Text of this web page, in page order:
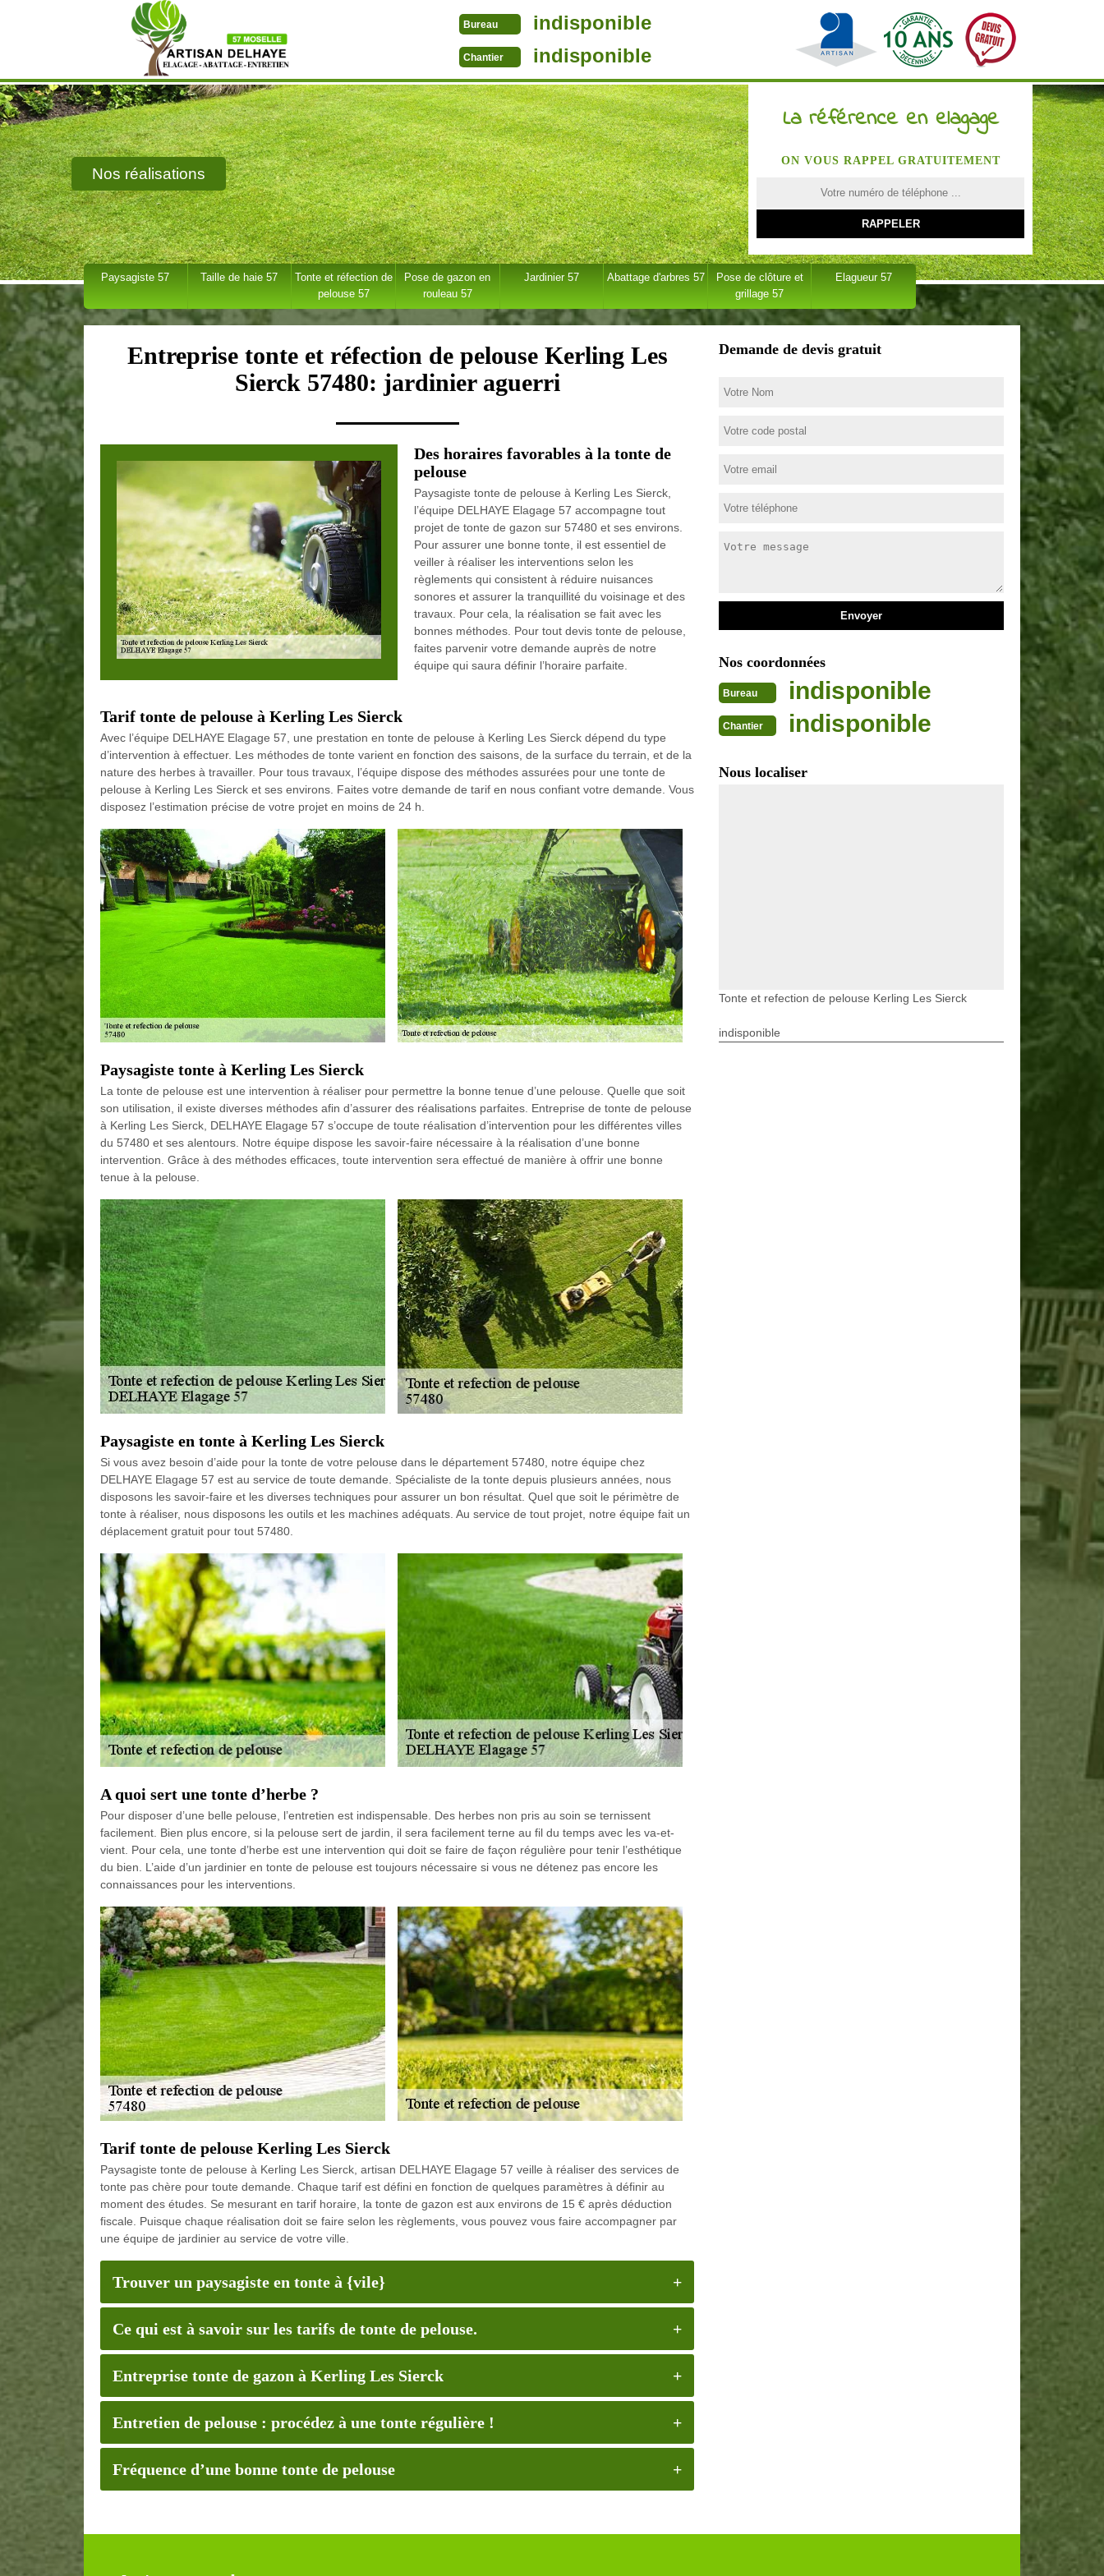
Bureau indisponible
Chantier indisponible
Nos réalisations
La référence en elagage
ON VOUS RAPPEL GRATUITEMENT
Paysagiste 57 Taille de haie 57
Tonte et réfection de
pelouse 57
Pose de gazon en
rouleau 57
Jardinier 57 Abattage d'arbres 57
Pose de clôture et
grillage 57
Elagueur 57
Entreprise tonte et réfection de pelouse Kerling Les
Sierck 57480: jardinier aguerri
Des horaires favorables à la tonte de
pelouse
Paysagiste tonte de pelouse à Kerling Les Sierck,
l’équipe DELHAYE Elagage 57 accompagne tout
projet de tonte de gazon sur 57480 et ses environs.
Pour assurer une bonne tonte, il est essentiel de
veiller à réaliser les interventions selon les
règlements qui consistent à réduire nuisances
sonores et assurer la tranquillité du voisinage et des
travaux. Pour cela, la réalisation se fait avec les
bonnes méthodes. Pour tout devis tonte de pelouse,
faites parvenir votre demande auprès de notre
équipe qui saura définir l’horaire parfaite.
Tarif tonte de pelouse à Kerling Les Sierck
Avec l’équipe DELHAYE Elagage 57, une prestation en tonte de pelouse à Kerling Les Sierck dépend du type
d’intervention à effectuer. Les méthodes de tonte varient en fonction des saisons, de la surface du terrain, et de la
nature des herbes à travailler. Pour tous travaux, l’équipe dispose des méthodes assurées pour une tonte de
pelouse à Kerling Les Sierck et ses environs. Faites votre demande de tarif en nous confiant votre demande. Vous
disposez l’estimation précise de votre projet en moins de 24 h.
Paysagiste tonte à Kerling Les Sierck
La tonte de pelouse est une intervention à réaliser pour permettre la bonne tenue d’une pelouse. Quelle que soit
son utilisation, il existe diverses méthodes afin d’assurer des réalisations parfaites. Entreprise de tonte de pelouse
à Kerling Les Sierck, DELHAYE Elagage 57 s’occupe de toute réalisation d’intervention pour les différentes villes
du 57480 et ses alentours. Notre équipe dispose les savoir-faire nécessaire à la réalisation d’une bonne
intervention. Grâce à des méthodes efficaces, toute intervention sera effectué de manière à offrir une bonne
tenue à la pelouse.
Paysagiste en tonte à Kerling Les Sierck
Si vous avez besoin d’aide pour la tonte de votre pelouse dans le département 57480, notre équipe chez
DELHAYE Elagage 57 est au service de toute demande. Spécialiste de la tonte depuis plusieurs années, nous
disposons les savoir-faire et les diverses techniques pour assurer un bon résultat. Quel que soit le périmètre de
tonte à réaliser, nous disposons les outils et les machines adéquats. Au service de tout projet, notre équipe fait un
déplacement gratuit pour tout 57480.
A quoi sert une tonte d’herbe ?
Pour disposer d’une belle pelouse, l’entretien est indispensable. Des herbes non pris au soin se ternissent
facilement. Bien plus encore, si la pelouse sert de jardin, il sera facilement terne au fil du temps avec les va-et-
vient. Pour cela, une tonte d’herbe est une intervention qui doit se faire de façon régulière pour tenir l’esthétique
du bien. L’aide d’un jardinier en tonte de pelouse est toujours nécessaire si vous ne détenez pas encore les
connaissances pour les interventions.
Tarif tonte de pelouse Kerling Les Sierck
Paysagiste tonte de pelouse à Kerling Les Sierck, artisan DELHAYE Elagage 57 veille à réaliser des services de
tonte pas chère pour toute demande. Chaque tarif est défini en fonction de quelques paramètres à définir au
moment des études. Se mesurant en tarif horaire, la tonte de gazon est aux environs de 15 € après déduction
fiscale. Puisque chaque réalisation doit se faire selon les règlements, vous pouvez vous faire accompagner par
une équipe de jardinier au service de votre ville.
Trouver un paysagiste en tonte à {vile}
Ce qui est à savoir sur les tarifs de tonte de pelouse.
Entreprise tonte de gazon à Kerling Les Sierck
Entretien de pelouse : procédez à une tonte régulière !
Fréquence d’une bonne tonte de pelouse
Demande de devis gratuit
Nos coordonnées
Bureau indisponible
Chantier indisponible
Nous localiser
Tonte et refection de pelouse Kerling Les Sierck
indisponible